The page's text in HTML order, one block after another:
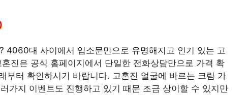
4060대 사이에서 입소문만으로 유명해지고 인기 있는 고
진은 공식 홈페이지에서 단일한 전화상담만으로 가격 확
부터 확인하시기 바랍니다. 고혼진 얼굴에 바르는 크림 가
가지 이벤트도 진행하고 있기 때문 조금 상이할 수 있지만